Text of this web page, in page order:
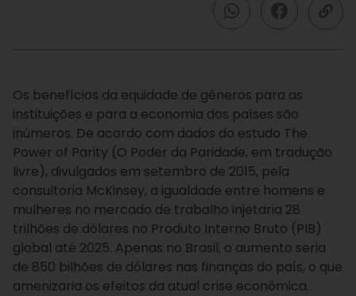
Os benefícios da equidade de gêneros para as
instituições e para a economia dos países são
inúmeros. De acordo com dados do estudo The
Power of Parity (O Poder da Paridade, em tradução
livre), divulgados em setembro de 2015, pela
consultoria McKinsey, a igualdade entre homens e
mulheres no mercado de trabalho injetaria 28
trilhões de dólares no Produto Interno Bruto (PIB)
global até 2025. Apenas no Brasil, o aumento seria
de 850 bilhões de dólares nas finanças do país, o que
amenizaria os efeitos da atual crise econômica.